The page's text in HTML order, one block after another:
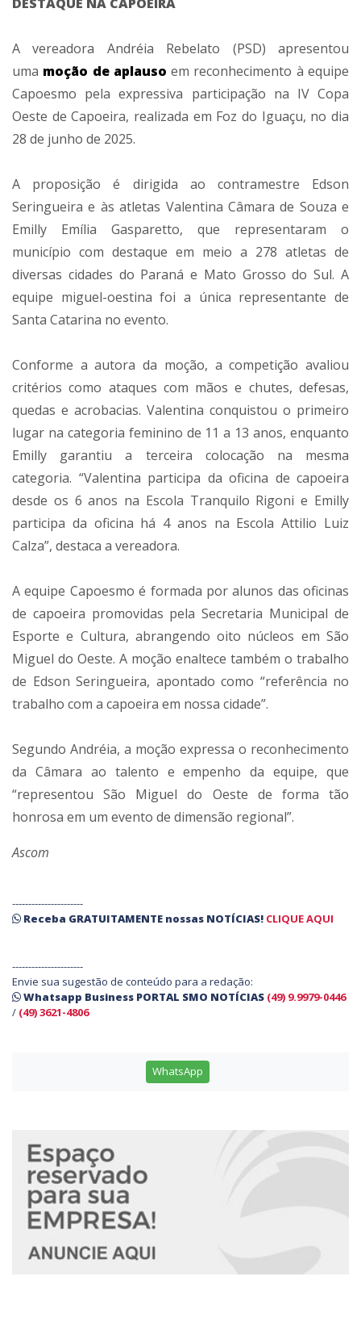
A vereadora Andréia Rebelato (PSD) apresentou
uma moção de aplauso em reconhecimento à equipe
Capoesmo pela expressiva participação na IV Copa
Oeste de Capoeira, realizada em Foz do Iguaçu, no dia
28 de junho de 2025.
A proposição é dirigida ao contramestre Edson
Seringueira e às atletas Valentina Câmara de Souza e
Emilly Emília Gasparetto, que representaram o
município com destaque em meio a 278 atletas de
diversas cidades do Paraná e Mato Grosso do Sul. A
equipe miguel-oestina foi a única representante de
Santa Catarina no evento.
Conforme a autora da moção, a competição avaliou
critérios como ataques com mãos e chutes, defesas,
quedas e acrobacias. Valentina conquistou o primeiro
lugar na categoria feminino de 11 a 13 anos, enquanto
Emilly garantiu a terceira colocação na mesma
categoria. “Valentina participa da oficina de capoeira
desde os 6 anos na Escola Tranquilo Rigoni e Emilly
participa da oficina há 4 anos na Escola Attilio Luiz
Calza”, destaca a vereadora.
A equipe Capoesmo é formada por alunos das oficinas
de capoeira promovidas pela Secretaria Municipal de
Esporte e Cultura, abrangendo oito núcleos em São
Miguel do Oeste. A moção enaltece também o trabalho
de Edson Seringueira, apontado como “referência no
trabalho com a capoeira em nossa cidade”.
Segundo Andréia, a moção expressa o reconhecimento
da Câmara ao talento e empenho da equipe, que
“representou São Miguel do Oeste de forma tão
honrosa em um evento de dimensão regional”.
Ascom
----------------------
Receba GRATUITAMENTE nossas NOTÍCIAS! CLIQUE AQUI
----------------------
Envie sua sugestão de conteúdo para a redação:
Whatsapp Business PORTAL SMO NOTÍCIAS (49) 9.9979-0446
/ (49) 3621-4806
WhatsApp